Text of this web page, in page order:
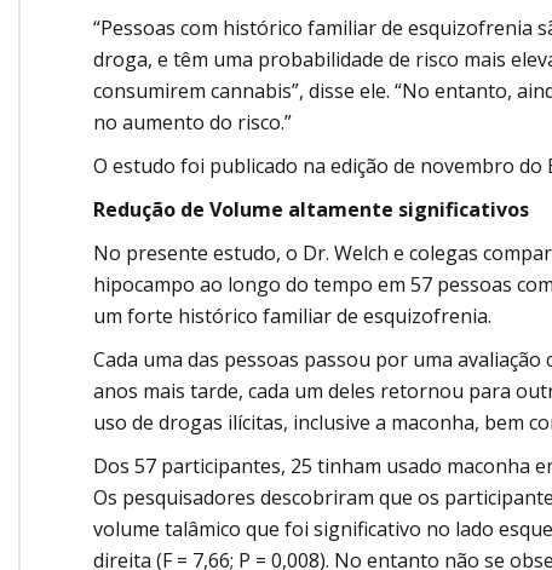
“Pessoas com histórico familiar de esquizofrenia
droga, e têm uma probabilidade de risco mais
consumirem cannabis”, disse ele. “No entanto,
no aumento do risco.”
O estudo foi publicado na edição de novembro
Redução de Volume altamente significativos
No presente estudo, o Dr. Welch e colegas
hipocampo ao longo do tempo em 57 pessoas
um forte histórico familiar de esquizofrenia.
Cada uma das pessoas passou por uma
anos mais tarde, cada um deles retornou para
uso de drogas ilícitas, inclusive a maconha, bem
Dos 57 participantes, 25 tinham usado maconha
Os pesquisadores descobriram que os
volume talâmico que foi significativo no lado
direita (F = 7,66; P = 0,008). No entanto não se